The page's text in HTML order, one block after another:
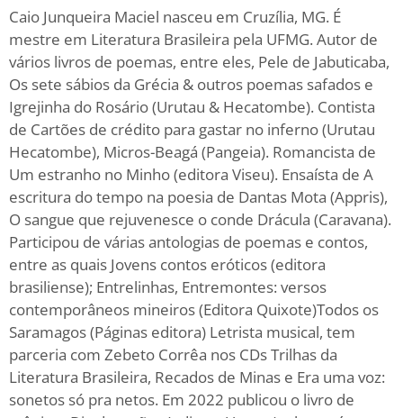
Caio Junqueira Maciel nasceu em Cruzília, MG. É
mestre em Literatura Brasileira pela UFMG. Autor de
vários livros de poemas, entre eles, Pele de Jabuticaba,
Os sete sábios da Grécia & outros poemas safados e
Igrejinha do Rosário (Urutau & Hecatombe). Contista
de Cartões de crédito para gastar no inferno (Urutau
Hecatombe), Micros-Beagá (Pangeia). Romancista de
Um estranho no Minho (editora Viseu). Ensaísta de A
escritura do tempo na poesia de Dantas Mota (Appris),
O sangue que rejuvenesce o conde Drácula (Caravana).
Participou de várias antologias de poemas e contos,
entre as quais Jovens contos eróticos (editora
brasiliense); Entrelinhas, Entremontes: versos
contemporâneos mineiros (Editora Quixote)Todos os
Saramagos (Páginas editora) Letrista musical, tem
parceria com Zebeto Corrêa nos CDs Trilhas da
Literatura Brasileira, Recados de Minas e Era uma voz:
sonetos só pra netos. Em 2022 publicou o livro de